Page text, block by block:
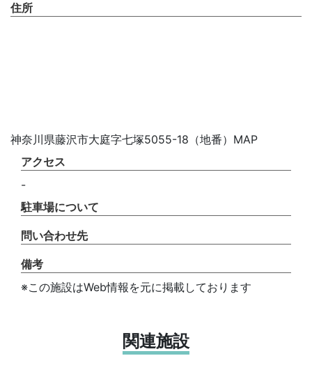
住所
神奈川県藤沢市大庭字七塚5055-18（地番）MAP
アクセス
-
駐車場について
問い合わせ先
備考
※この施設はWeb情報を元に掲載しております
関連施設